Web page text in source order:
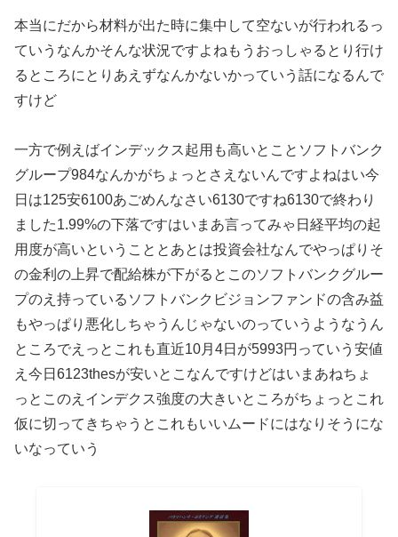
本当にだから材料が出た時に集中して空ないが行われるっ
ていうなんかそんな状況ですよねもうおっしゃるとり行け
るところにとりあえずなんかないかっていう話になるんで
すけど
一方で例えばインデックス起用も高いとことソフトバンク
グループ984なんかがちょっとさえないんですよねはい今
日は125安6100あごめんなさい6130ですね6130で終わり
ました1.99%の下落ですはいまあ言ってみゃ日経平均の起
用度が高いということとあとは投資会社なんでやっぱりそ
の金利の上昇で配給株が下がるとこのソフトバンクグルー
プのえ持っているソフトバンクビジョンファンドの含み益
もやっぱり悪化しちゃうんじゃないのっていうようなうん
ところでえっとこれも直近10月4日が5993円っていう安値
え今日6123thesが安いとこなんですけどはいまあねちょ
っとこのえインデクス強度の大きいところがちょっとこれ
仮に切ってきちゃうとこれもいいムードにはなりそうにな
いなっていう